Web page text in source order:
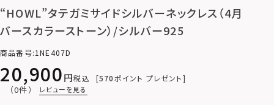
“HOWL”タテガミサイドシルバーネックレス（4月
バースカラーストーン）/シルバー925
商品番号 1NE407D
20,900 税込 570ポイント プレゼント
（0件） レビューを見る